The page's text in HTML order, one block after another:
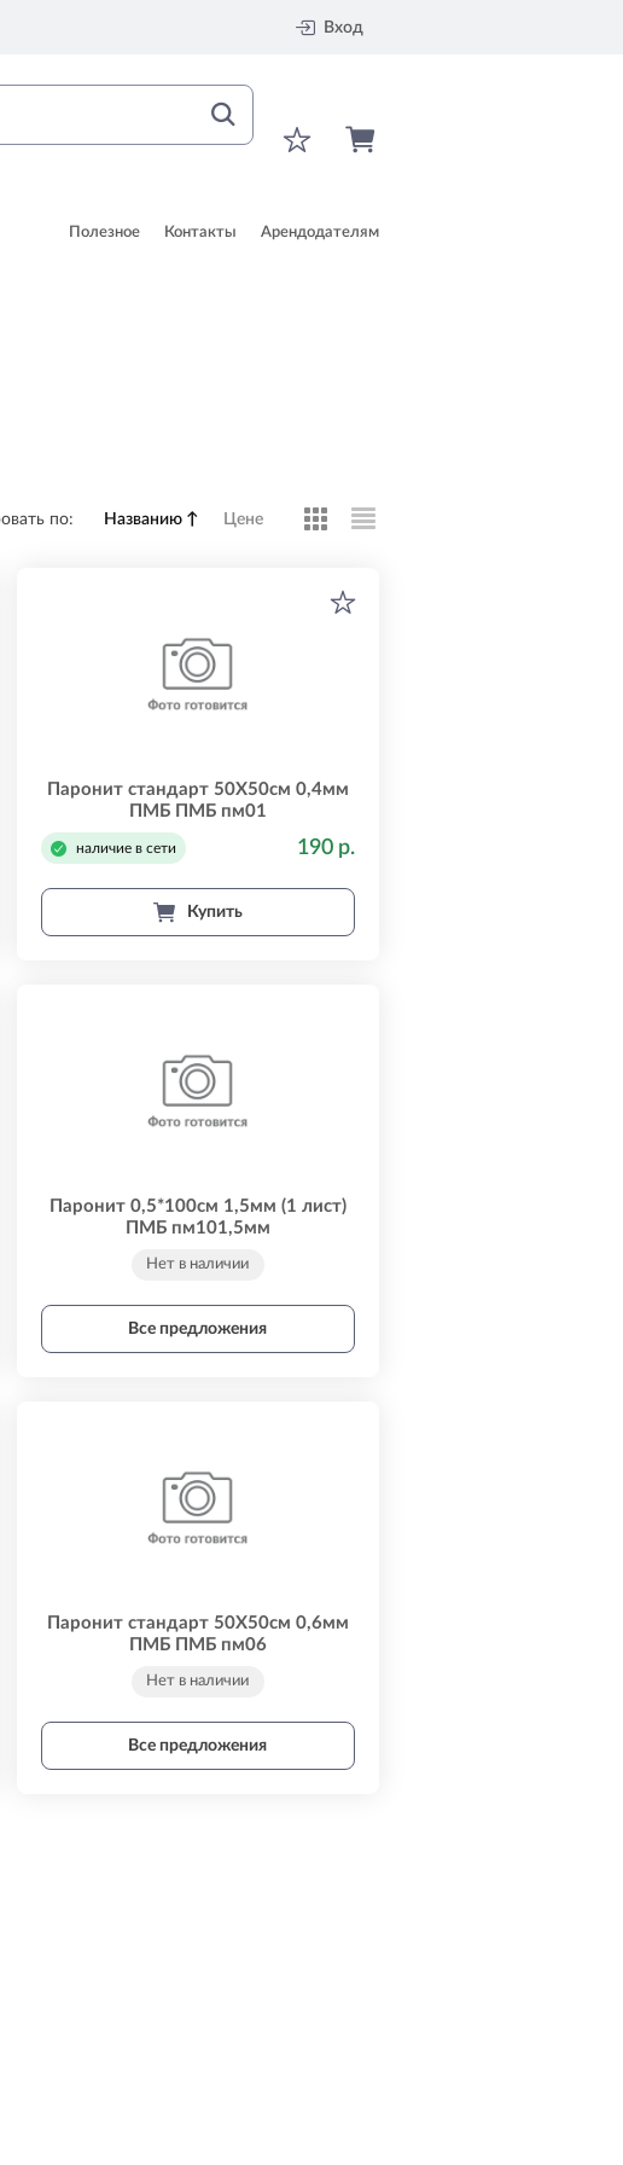
Вход
Полезное Контакты Арендодателям
по: Названию ↑ Цене
Паронит стандарт 50Х50см 0,4мм
ПМБ ПМБ пм01
наличие в сети 190 р.
Купить
Паронит 0,5*100см 1,5мм (1 лист)
ПМБ пм101,5мм
Нет в наличии
Все предложения
Паронит стандарт 50Х50см 0,6мм
ПМБ ПМБ пм06
Нет в наличии
Все предложения